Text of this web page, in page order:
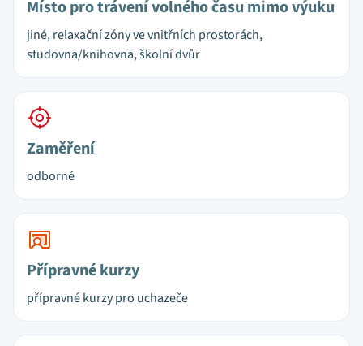
Místo pro trávení volného času mimo výuku
jiné, relaxační zóny ve vnitřních prostorách,
studovna/knihovna, školní dvůr
Zaměření
odborné
Přípravné kurzy
přípravné kurzy pro uchazeče